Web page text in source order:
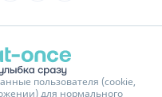
пользователя (cookie,
для нормального